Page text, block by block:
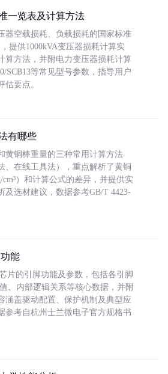
一览表及计算方法
器空载损耗、负载损耗的国家标准
，提供1000kVA变压器损耗计算实
算方法，并附电力变压器损耗计算
SCB13等常见型号参数，指导用户
估要点。
有哪些
黄铜棒重量的三种常用计算方法
、在线工具法），重点解析了黄铜
）和计算公式的差异，并提供实
及选材建议，数据参考GB/T 4423-
能
片的引脚功能及参数，包括各引脚
、内部逻辑关系等核心数据，并附
涵盖驱动配置、保护机制及典型应
参考自杭州士兰微电子官方规格书